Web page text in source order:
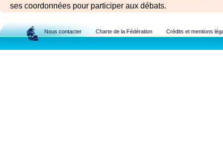
ses coordonnées pour participer aux débats.
Nous contacter Charte de la Fédération Crédits et mentions